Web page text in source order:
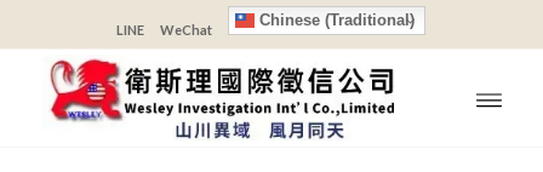
LINE WeChat
Chinese (Traditional)